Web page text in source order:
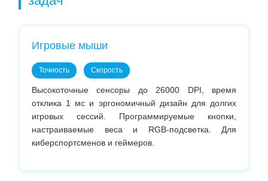
Игровые мыши
Точность Скорость
Высокоточные сенсоры до 26000 DPI, время
отклика 1 мс и эргономичный дизайн для долгих
игровых сессий. Программируемые кнопки,
настраиваемые веса и RGB-подсветка. Для
киберспортсменов и геймеров.